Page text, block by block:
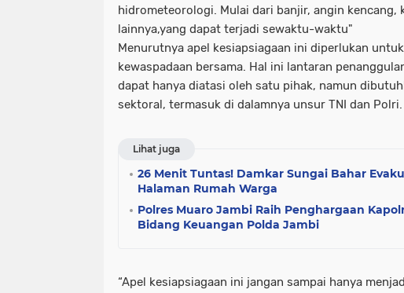
hidrometeorologi. Mulai dari banjir, angin kencang,
lainnya,yang dapat terjadi sewaktu-waktu"
Menurutnya apel kesiapsiagaan ini diperlukan
kewaspadaan bersama. Hal ini lantaran
dapat hanya diatasi oleh satu pihak, namun
sektoral, termasuk di dalamnya unsur TNI dan Polri.
Lihat juga
26 Menit Tuntas! Damkar Sungai Bahar
Halaman Rumah Warga
Polres Muaro Jambi Raih Penghargaan
Bidang Keuangan Polda Jambi
“Apel kesiapsiagaan ini jangan sampai hanya